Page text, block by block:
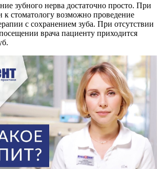
зубного нерва достаточно просто. При
стоматологу возможно проведение
с сохранением зуба. При отсутствии
врача пациенту приходится